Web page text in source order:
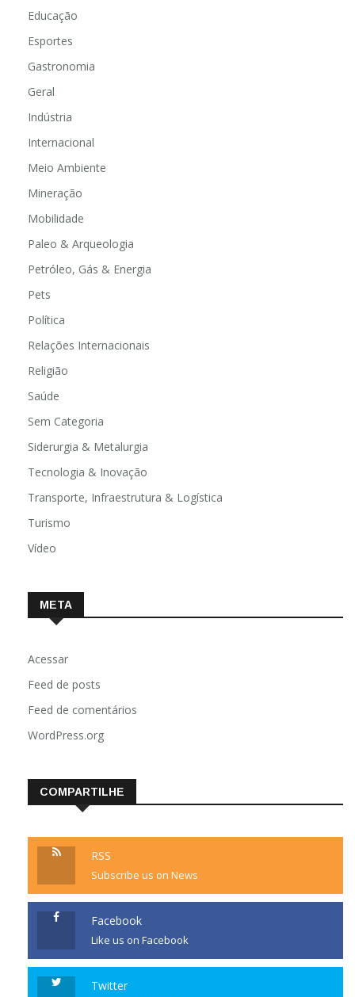
Educação
Esportes
Gastronomia
Geral
Indústria
Internacional
Meio Ambiente
Mineração
Mobilidade
Paleo & Arqueologia
Petróleo, Gás & Energia
Pets
Política
Relações Internacionais
Religião
Saúde
Sem Categoria
Siderurgia & Metalurgia
Tecnologia & Inovação
Transporte, Infraestrutura & Logística
Turismo
Vídeo
META
Acessar
Feed de posts
Feed de comentários
WordPress.org
COMPARTILHE
RSS
Subscribe us on News
Facebook
Like us on Facebook
Twitter